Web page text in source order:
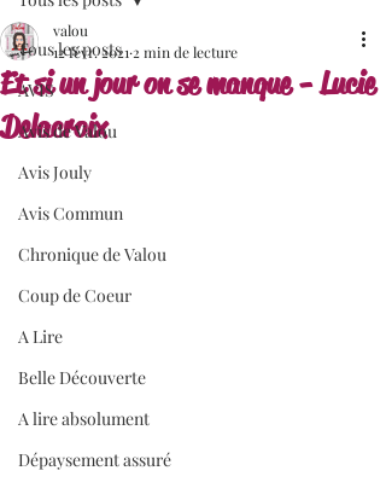
Tous les posts
AVIS
Avis de Valou
Avis Jouly
Avis Commun
Chronique de Valou
Coup de Coeur
A Lire
Belle Découverte
A lire absolument
Dépaysement assuré
Et si un jour on se manque - Lucie
Delacroix
valou
12 févr. 2021 2 min de lecture